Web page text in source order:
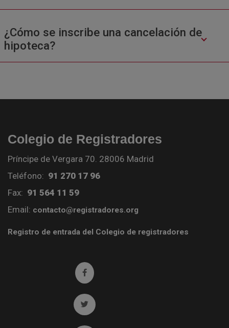
¿Cómo se inscribe una cancelación de
hipoteca?
Colegio de Registradores
Príncipe de Vergara 70. 28006 Madrid
Teléfono: 91 270 17 96
Fax: 91 564 11 59
Email: contacto@registradores.org
Registro de entrada del Colegio de registradores
Ir a facebook (abre en ventana nueva)
Ir a twitter (abre en ventana nueva)